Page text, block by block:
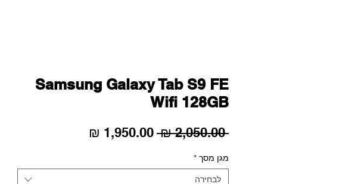
Samsung Galaxy Tab S9 FE
Wifi 128GB
‏2,050.00 ‏₪
מחיר
מגן מסך *
לבחירה